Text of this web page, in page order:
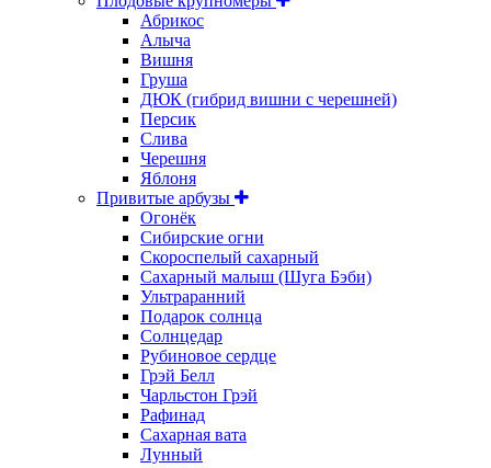
Абрикос
Алыча
Вишня
Груша
ДЮК (гибрид вишни с черешней)
Персик
Слива
Черешня
Яблоня
Привитые арбузы
Огонёк
Сибирские огни
Скороспелый сахарный
Сахарный малыш (Шуга Бэби)
Ультраранний
Подарок солнца
Солнцедар
Рубиновое сердце
Грэй Белл
Чарльстон Грэй
Рафинад
Сахарная вата
Лунный